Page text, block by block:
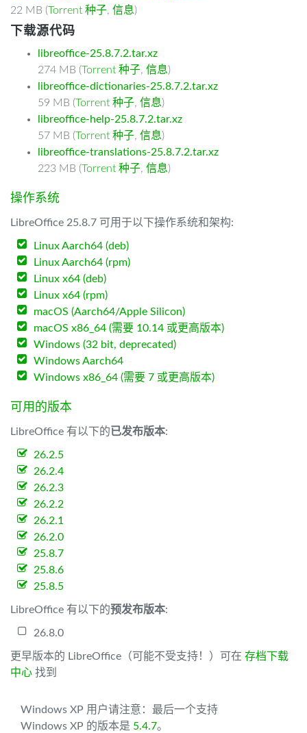
22 MB (Torrent 种子, 信息)
下载源代码
libreoffice-25.8.7.2.tar.xz
274 MB (Torrent 种子, 信息)
libreoffice-dictionaries-25.8.7.2.tar.xz
59 MB (Torrent 种子, 信息)
libreoffice-help-25.8.7.2.tar.xz
57 MB (Torrent 种子, 信息)
libreoffice-translations-25.8.7.2.tar.xz
223 MB (Torrent 种子, 信息)
操作系统
LibreOffice 25.8.7 可用于以下操作系统和架构:
Linux Aarch64 (deb)
Linux Aarch64 (rpm)
Linux x64 (deb)
Linux x64 (rpm)
macOS (Aarch64/Apple Silicon)
macOS x86_64 (需要 10.14 或更高版本)
Windows (32 bit, deprecated)
Windows Aarch64
Windows x86_64 (需要 7 或更高版本)
可用的版本
LibreOffice 有以下的已发布版本:
26.2.5
26.2.4
26.2.3
26.2.2
26.2.1
26.2.0
25.8.7
25.8.6
25.8.5
LibreOffice 有以下的预发布版本:
26.8.0
更早版本的 LibreOffice（可能不受支持！）可在 存档下载
中心 找到
Windows XP 用户请注意：最后一个支持
Windows XP 的版本是 5.4.7。